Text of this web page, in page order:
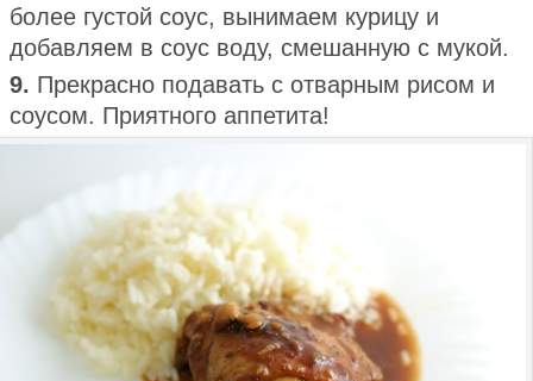
более густой соус, вынимаем курицу и
добавляем в соус воду, смешанную с мукой.
9. Прекрасно подавать с отварным рисом и
соусом. Приятного аппетита!